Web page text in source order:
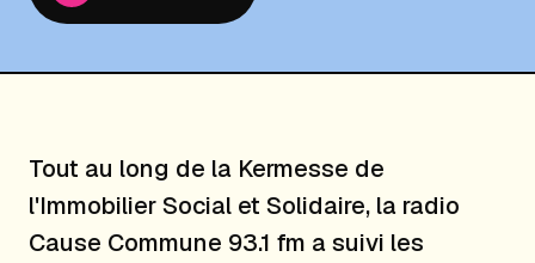
Tout au long de la Kermesse de
l'Immobilier Social et Solidaire, la radio
Cause Commune 93.1 fm a suivi les